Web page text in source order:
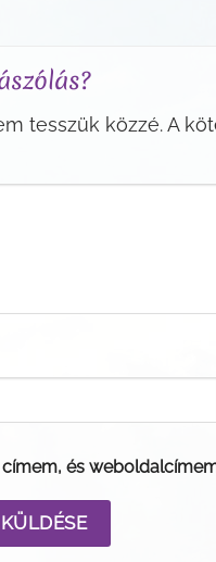
tesszük közzé.A
és